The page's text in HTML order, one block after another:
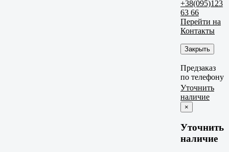
+38(095)123
63 66
Перейти на
Контакты
Закрыть
Предзаказ
по телефону
Уточнить
наличие
×
Уточнить
наличие